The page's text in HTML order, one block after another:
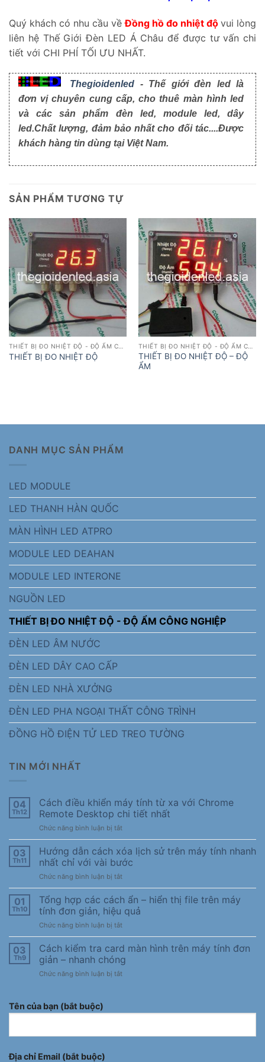
Quý khách có nhu cầu vềĐồng hồ đo nhiệt độ vui lòng
liên hệ Thế Giới Đèn LED Á Châu để được tư vấn chi
tiết với CHI PHÍ TỐI ƯU NHẤT.
Thegioidenled - Thế giới đèn led là
đơn vị chuyên cung cấp, cho thuê màn hình led
và các sản phẩm đèn led, module led, dây
led.Chất lượng, đảm bảo nhất cho đối tác....Được
khách hàng tin dùng tại Việt Nam.
SẢN PHẨM TƯƠNG TỰ
THIẾT BỊ ĐO NHIỆT ĐỘ
THIẾT BỊ ĐO NHIỆT ĐỘ – ĐỘ
ẨM
DANH MỤC SẢN PHẨM
LED MODULE
LED THANH HÀN QUỐC
MÀN HÌNH LED ATPRO
MODULE LED DEAHAN
MODULE LED INTERONE
NGUỒN LED
THIẾT BỊ ĐO NHIỆT ĐỘ - ĐỘ ẨM CÔNG NGHIỆP
ĐÈN LED ÂM NƯỚC
ĐÈN LED DÂY CAO CẤP
ĐÈN LED NHÀ XƯỞNG
ĐÈN LED PHA NGOẠI THẤT CÔNG TRÌNH
ĐỒNG HỒ ĐIỆN TỬ LED TREO TƯỜNG
TIN MỚI NHẤT
04
Th12
Cách điều khiển máy tính từ xa với Chrome
Remote Desktop chi tiết nhất
Chức năng bình luận bị tắtở
Cách
điều
khiển
máy
tính
từ
xa
với
Chrome
Remote
Desktop
chi
tiết
03
Th11
Hướng dẫn cách xóa lịch sử trên máy tính nhanh
nhất chỉ với vài bước
Chức năng bình luận bị tắtở
Hướng
dẫn
xóa
lịch
sử
trên
máy
tính
nhanh
01
Th10
Tổng hợp các cách ẩn – hiển thị file trên máy
tính đơn giản, hiệu quả
Chức năng bình luận bị tắtở
Tổng
hợp
cách
ẩn
file
máy
03
Th9
Cách kiểm tra card màn hình trên máy tính đơn
giản – nhanh chóng
Chức năng bình luận bị tắtở
card
Tên của bạn (bắt buộc)
Địa chỉ Email (bắt buộc)